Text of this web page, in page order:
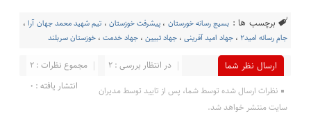
برچسب ها : بسیج رسانه خورستان ، پیشرفت‌ خوزستان ، تیم شهید محمد جهان آرا،
جام رسانه امید۲ ،جهاد امید آفرینی ،جهاد تبیین ،جهاد خدمت ،خوزستان سربلند
ارسال نظر شما مجموع نظرات : 2
در انتظار بررسی : 2
انتشار یافته : 0
نظرات ارسال شده توسط شما، پس از تایید توسط مدیران
سایت منتشر خواهد شد.